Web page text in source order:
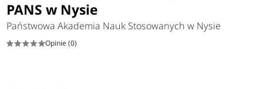
PANS w Nysie
Państwowa Akademia Nauk Stosowanych w Nysie
Opinie (0)